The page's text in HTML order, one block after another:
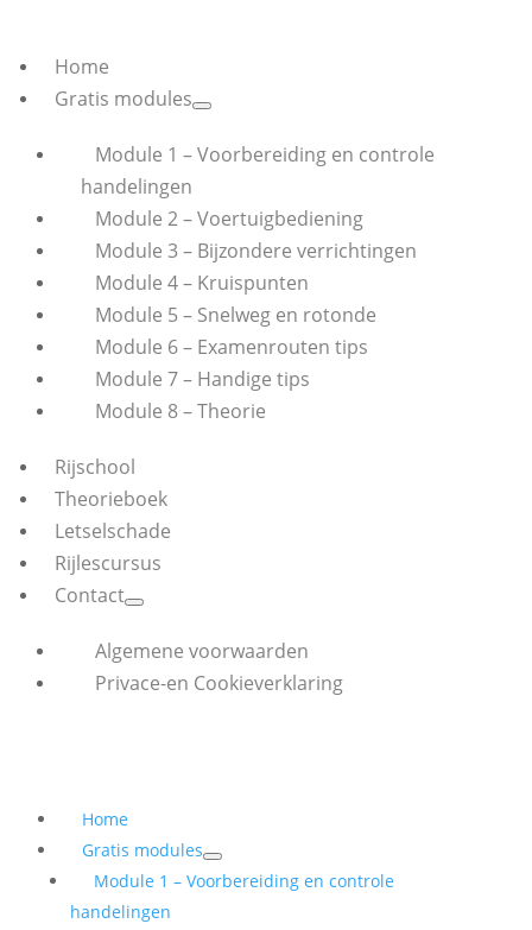
Home
Gratis modules
Module 1 – Voorbereiding en controle
handelingen
Module 2 – Voertuigbediening
Module 3 – Bijzondere verrichtingen
Module 4 – Kruispunten
Module 5 – Snelweg en rotonde
Module 6 – Examenrouten tips
Module 7 – Handige tips
Module 8 – Theorie
Rijschool
Theorieboek
Letselschade
Rijlescursus
Contact
Algemene voorwaarden
Privace-en Cookieverklaring
Home
Gratis modules
Module 1 – Voorbereiding en controle
handelingen